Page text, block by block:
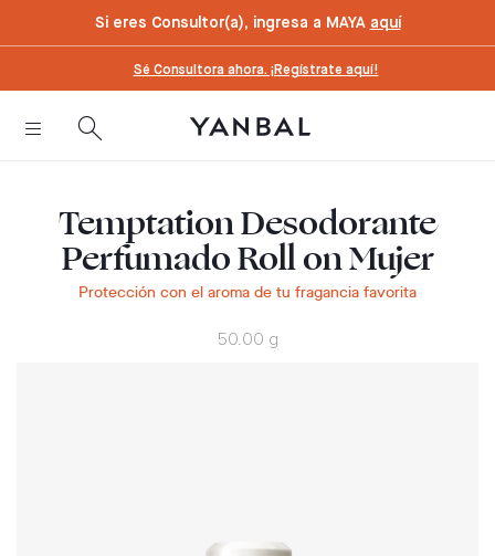
Si eres Consultor(a), ingresa a MAYA aquí
Sé Consultora ahora. ¡Regístrate aquí!
Temptation Desodorante
Perfumado Roll on Mujer
Protección con el aroma de tu fragancia favorita
50.00 g